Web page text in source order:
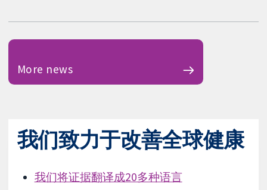
More news
我们致力于改善全球健康
我们将证据翻译成20多种语言